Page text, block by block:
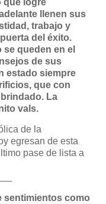
llenen sus
trabajo y
del éxito.
queden en el
de sus
estado siempre
que con
La
vals.
de la
egresan de esta
pase de lista a
sentimientos como